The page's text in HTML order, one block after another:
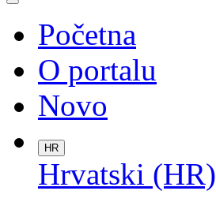
Početna
O portalu
Novo
HR
Hrvatski (HR)